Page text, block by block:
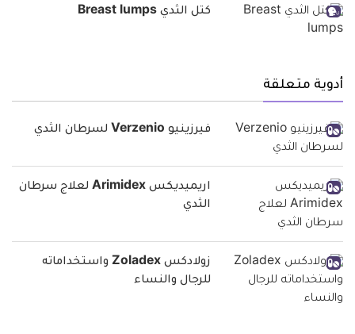
كتل الثدي Breast lumps
أدوية متعلقة
فيرزينيو Verzenio لسرطان الثدي
اريميديكس Arimidex لعلاج سرطان
الثدي
زولادكس Zoladex واستخداماته
للرجال والنساء